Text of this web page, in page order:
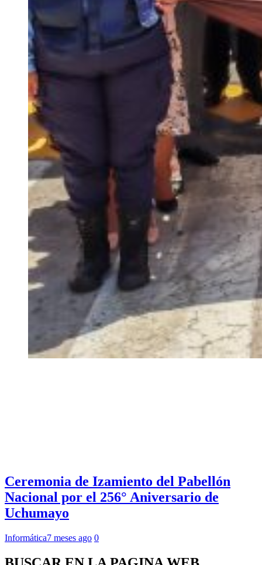
Ceremonia de Izamiento del Pabellón
Nacional por el 256° Aniversario de
Uchumayo
Informática7 meses ago 0